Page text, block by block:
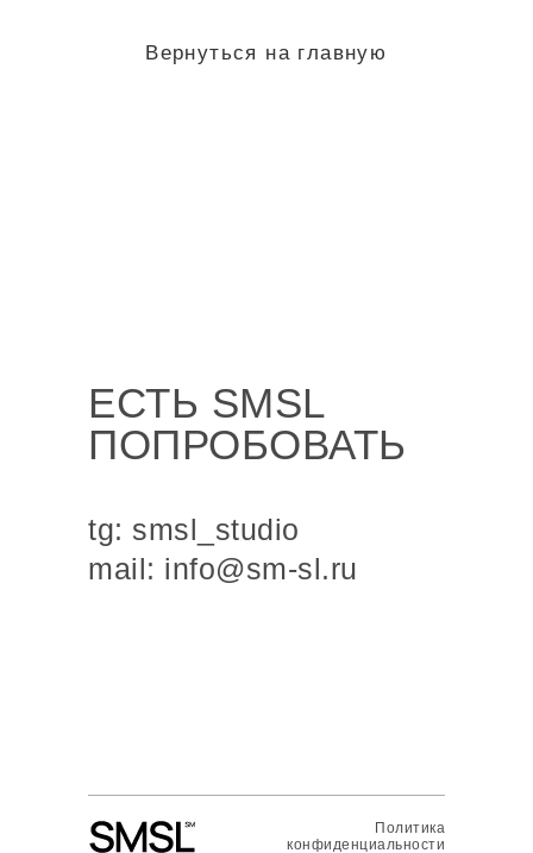
ЕСТЬ SMSL
ПОПРОБОВАТЬ
mail: info@sm-sl.ru
tg: smsl_studio
Политика
конфиденциальности